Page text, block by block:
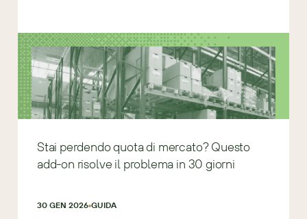
Stai perdendo quota di mercato? Questo
add-on risolve il problema in 30 giorni
30 GEN 2026 GUIDA